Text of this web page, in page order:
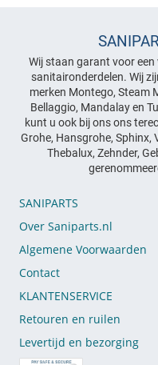
Wij staan garant voor een
sanitaironderdelen. Wij
merken Montego, Steam
Bellaggio, Mandalay en
kunt u ook bij ons ons
Grohe, Hansgrohe, Sphinx,
Thebalux, Zehnder,
SANIPARTS
Over Saniparts.nl
Algemene Voorwaarden
Contact
KLANTENSERVICE
Retouren en ruilen
Levertijd en bezorging